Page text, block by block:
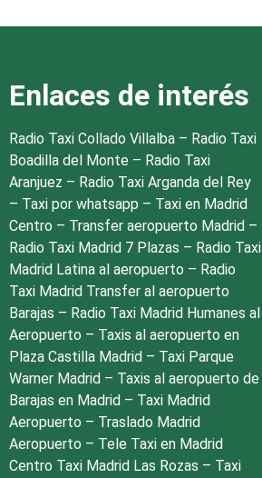
Enlaces de interés
Radio Taxi Collado Villalba – Radio Taxi
Boadilla del Monte – Radio Taxi
Aranjuez – Radio Taxi Arganda del Rey
– Taxi por whatsapp – Taxi en Madrid
Centro – Transfer aeropuerto Madrid –
Radio Taxi Madrid 7 Plazas – Radio Taxi
Madrid Latina al aeropuerto – Radio
Taxi Madrid Transfer al aeropuerto
Barajas – Radio Taxi Madrid Humanes al
Aeropuerto – Taxis al aeropuerto en
Plaza Castilla Madrid – Taxi Parque
Warner Madrid – Taxis al aeropuerto de
Barajas en Madrid – Taxi Madrid
Aeropuerto – Traslado Madrid
Aeropuerto – Tele Taxi en Madrid
Centro Taxi Madrid Las Rozas – Taxi